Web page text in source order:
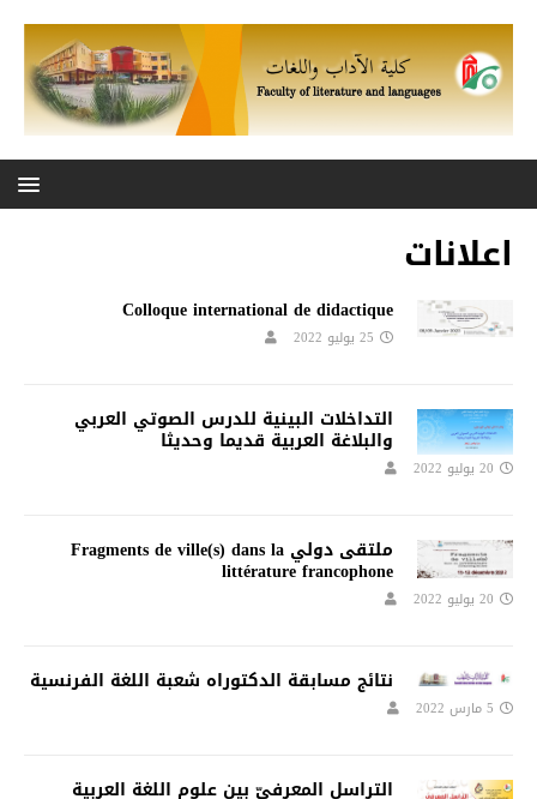
اعلانات
Colloque international de didactique
25 يوليو 2022
التداخلات البينية للدرس الصوتي العربي
والبلاغة العربية قديما وحديثا
20 يوليو 2022
ملتقى دولي Fragments de ville(s) dans la
littérature francophone
20 يوليو 2022
نتائج مسابقة الدكتوراه شعبة اللغة الفرنسية
5 مارس 2022
التراسل المعرفيّ بين علوم اللغة العربية